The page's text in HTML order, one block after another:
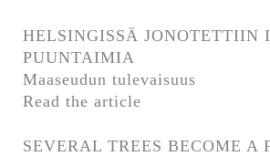
HELSINGISSÄ JONOTETTIIN
PUUNTAIMIA
Maaseudun tulevaisuus
Read the article
SEVERAL TREES BECOME A